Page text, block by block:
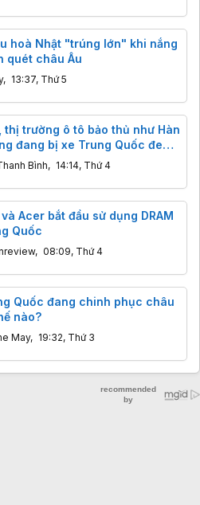
hoà Nhật "trúng lớn" khi nắng
quét châu Âu
, 13:37, Thứ 5
thị trường ô tô bảo thủ như Hàn
đang bị xe Trung Quốc đe
Bình, 14:14, Thứ 4
và Acer bắt đầu sử dụng DRAM
Quốc
, 08:09, Thứ 4
Quốc đang chinh phục châu
nào?
May, 19:32, Thứ 3